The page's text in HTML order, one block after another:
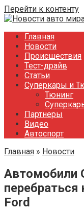
Перейти к контенту
Главная
Новости
Происшествия
Тест-драйв
Статьи
Суперкары и
Тюнинг
Партнеры
Видео
Автоспорт
Главная » Новости
Автомобили
перебраться
Ford